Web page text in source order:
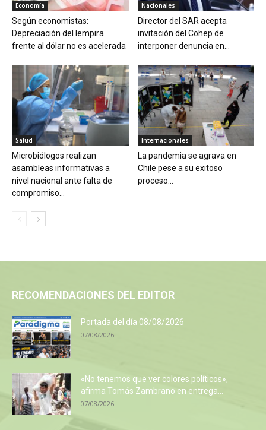
Economía
Según economistas:
Depreciación del lempira
frente al dólar no es acelerada
Nacionales
Director del SAR acepta
invitación del Cohep de
interponer denuncia en...
Salud
Microbiólogos realizan
asambleas informativas a
nivel nacional ante falta de
compromiso...
Internacionales
La pandemia se agrava en
Chile pese a su exitoso
proceso...
RECOMENDACIONES DEL EDITOR
Portada del día 08/08/2026
07/08/2026
«No tenemos que ver colores políticos»,
afirma Tomás Zambrano en entrega...
07/08/2026